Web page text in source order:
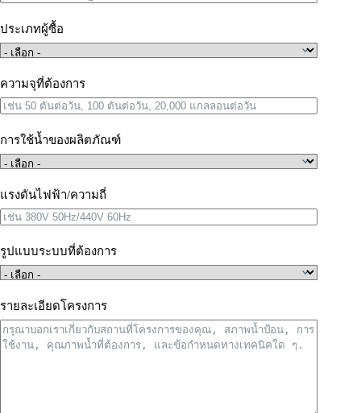
ประเภทผู้ซื้อ
ความจุที่ต้องการ
การใช้น้ำของผลิตภัณฑ์
แรงดันไฟฟ้า/ความถี่
รูปแบบระบบที่ต้องการ
รายละเอียดโครงการ